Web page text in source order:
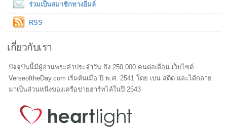
ร่วมเป็นสมาชิกทางอีมล์
RSS
เกี่ยวกับเรา
ปัจจุบันนี้มีผู้อ่านพระคำประจำวัน ถึง 250,000 คนต่อเดือน เว็บไซต์
VerseoftheDay.com เริ่มต้นเมื่อ ปี พ.ศ. 2541 โดย เบน สตีด และได้กลาย
มาเป็นส่วนหนึ่งของเครือข่ายฮาร์ทไล์ในปี 2543